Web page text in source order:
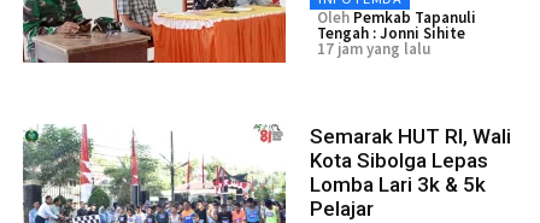
Oleh Pemkab Tapanuli
Tengah : Jonni Sihite
17 jam yang lalu
Semarak HUT RI, Wali
Kota Sibolga Lepas
Lomba Lari 3k & 5k
Pelajar